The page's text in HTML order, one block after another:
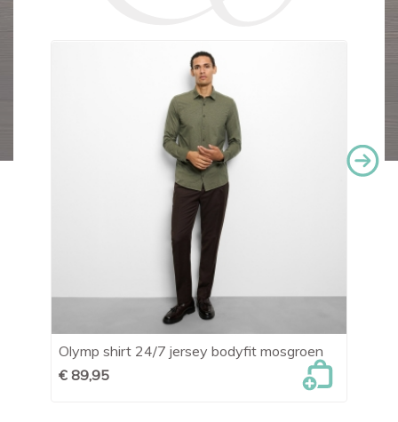
Olymp shirt 24/7 jersey bodyfit mosgroen
€ 89,95